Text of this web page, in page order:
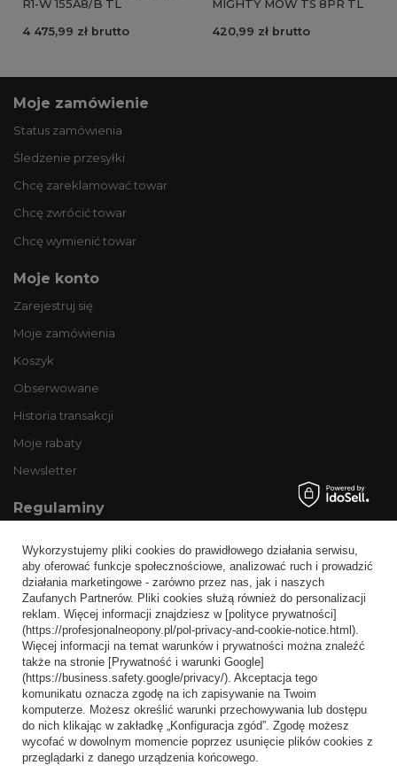
R1-W 155A8/B TL
4 475,99 zł brutto
MIGHTY MOW TS 8PR TL
420,99 zł brutto
Moje zamówienie
Status zamówienia
Śledzenie przesyłki
Chcę zareklamować towar
Chcę zwrócić towar
Chcę wymienić towar
Moje konto
Zarejestruj się
Moje zamówienia
Koszyk
Obserwowane
Historia transakcji
Moje rabaty
Newsletter
Regulaminy
Wysyłka
Sposoby płatności i prowizje
Regulamin
Polityka prywatności
Odstąpienie od umowy
Popularne kategorie
Opony bezdętkowe
Opony dętkowe
Wykorzystujemy pliki cookies do prawidłowego działania serwisu,
aby oferować funkcje społecznościowe, analizować ruch i prowadzić
działania marketingowe - zarówno przez nas, jak i naszych
Zaufanych Partnerów. Pliki cookies służą również do personalizacji
reklam. Więcej informacji znajdziesz w [polityce prywatności]
(https://profesjonalneopony.pl/pol-privacy-and-cookie-notice.html).
Więcej informacji na temat warunków i prywatności można znaleźć
także na stronie [Prywatność i warunki Google]
(https://business.safety.google/privacy/). Akceptacja tego
komunikatu oznacza zgodę na ich zapisywanie na Twoim
komputerze. Możesz określić warunki przechowywania lub dostępu
do nich klikając w zakładkę „Konfiguracja zgód”. Zgodę możesz
wycofać w dowolnym momencie poprzez usunięcie plików cookies z
przeglądarki z danego urządzenia końcowego.